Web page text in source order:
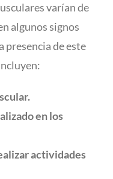
varían de
algunos signos
presencia de este
en los
actividades